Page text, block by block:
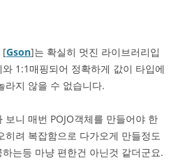
[Gson]는 확실히 멋진 라이브러리입
1:1매핑되어 정확하게 값이 타입에
라지 않을 수 없습니다.
니 매번 POJO객체를 만들어야 한
히려 복잡함으로 다가오게 만들정도
는등 마냥 편한건 아닌것 같더군요.